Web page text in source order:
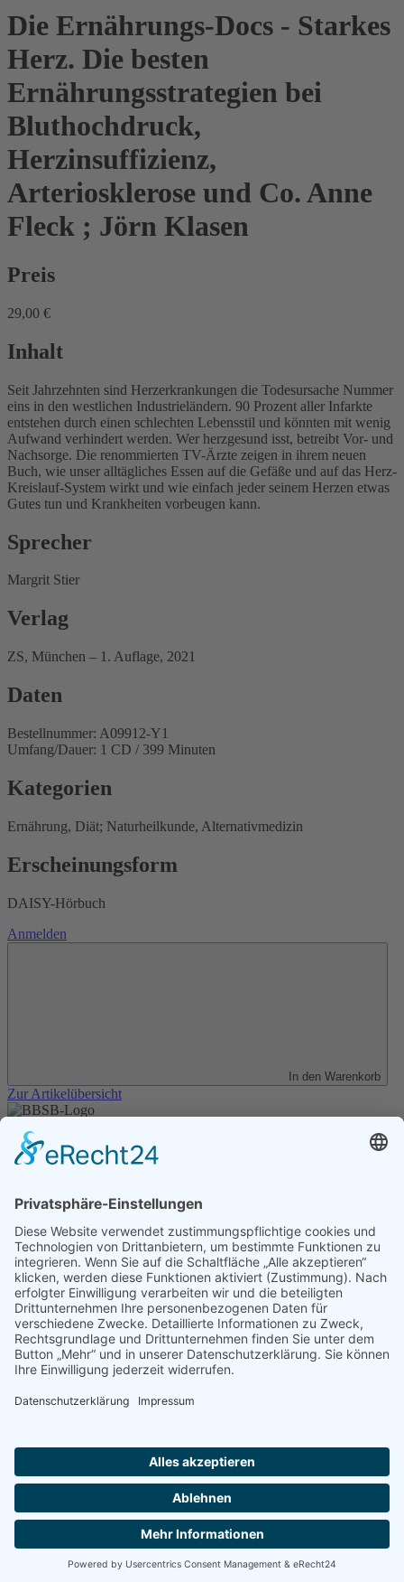
Die Ernährungs-Docs - Starkes
Herz. Die besten
Ernährungsstrategien bei
Bluthochdruck,
Herzinsuffizienz,
Arteriosklerose und Co.Anne
Fleck ; Jörn Klasen
Preis
29,00 €
Inhalt
Seit Jahrzehnten sind Herzerkrankungen die Todesursache Nummer
eins in den westlichen Industrieländern. 90 Prozent aller Infarkte
entstehen durch einen schlechten Lebensstil und könnten mit wenig
Aufwand verhindert werden. Wer herzgesund isst, betreibt Vor- und
Nachsorge. Die renommierten TV-Ärzte zeigen in ihrem neuen
Buch, wie unser alltägliches Essen auf die Gefäße und auf das Herz-
Kreislauf-System wirkt und wie einfach jeder seinem Herzen etwas
Gutes tun und Krankheiten vorbeugen kann.
Sprecher
Margrit Stier
Verlag
ZS, München – 1. Auflage, 2021
Daten
Bestellnummer: A09912-Y1
Umfang/Dauer: 1 CD / 399 Minuten
Kategorien
Ernährung, Diät; Naturheilkunde, Alternativmedizin
Erscheinungsform
DAISY-Hörbuch
Anmelden
In den Warenkorb
Zur Artikelübersicht
Unser Angebot
Shop
Datenschutz
Kontakt
Transparenzerklärung
BBSB-Inform: täglich aktualisierte Infos
für sehbehinderte und blinde Menschen
Anmeldung Newsletter BBSB-Inform
Unser Newsletter für Unterstützer